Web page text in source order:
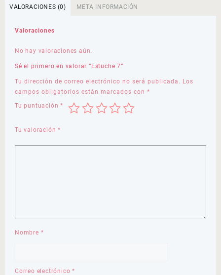
VALORACIONES (0) META INFORMACIÓN
Valoraciones
No hay valoraciones aún.
Sé el primero en valorar “Estuche 7”
Tu dirección de correo electrónico no será publicada. Los
campos obligatorios están marcados con *
Tu puntuación*
Tu valoración*
Nombre *
Correo electrónico*